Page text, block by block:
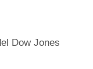
Dow Jones